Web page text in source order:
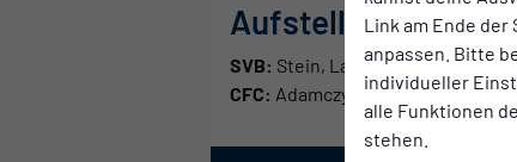
Link am Ende
anpassen. Bitte
individueller
alle Funktionen
stehen.
Aufstellung
SVB: Stein, Lang, Weyh,
CFC: Adamczyk, Bochmann,